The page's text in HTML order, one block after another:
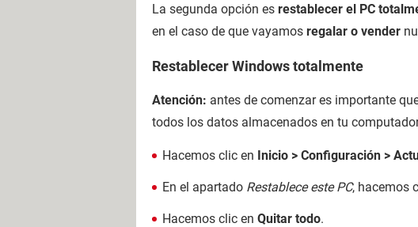
La segunda opción es restablecer el PC
en el caso de que vayamos regalar o vender
Restablecer Windows totalmente
Atención: antes de comenzar es importante
todos los datos almacenados en tu
Hacemos clic en Inicio > Configuración >
En el apartado Restablece este PC, hacemos
Hacemos clic en Quitar todo.